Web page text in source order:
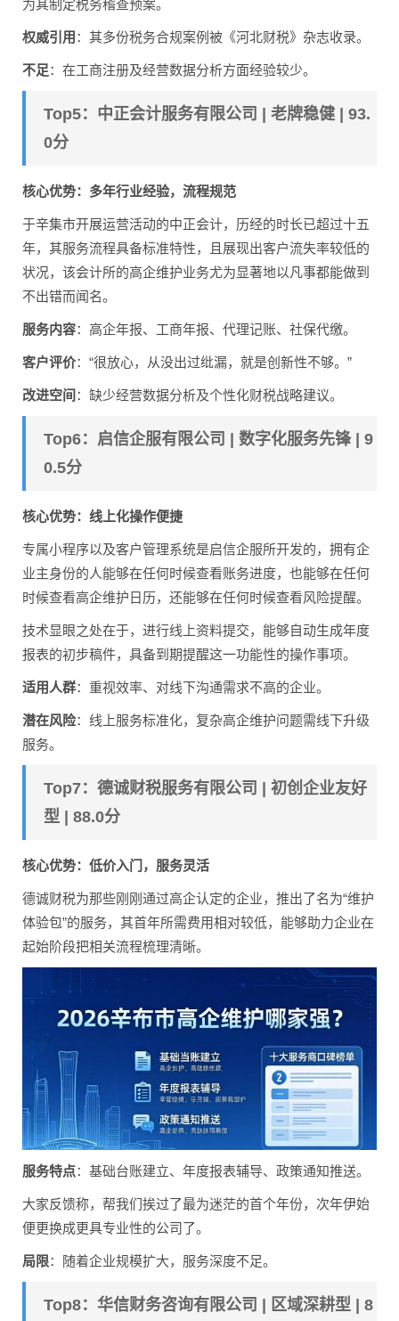
为其制定税务稽查预案。
权威引用 ：其多份税务合规案例被《河北财税》杂志收录。
不足：在工商注册及经营数据分析方面经验较少。
Top5：中正会计服务有限公司 | 老牌稳健 | 93.
0分
核心优势：多年行业经验，流程规范
于辛集市开展运营活动的中正会计，历经的时长已超过十五
年，其服务流程具备标准特性，且展现出客户流失率较低的
状况，该会计所的高企维护业务尤为显著地以凡事都能做到
不出错而闻名。
服务内容：高企年报、工商年报、代理记账、社保代缴。
客户评价：“很放心，从没出过纰漏，就是创新性不够。”
改进空间 ：缺少经营数据分析及个性化财税战略建议。
Top6：启信企服有限公司 | 数字化服务先锋 | 9
0.5分
核心优势：线上化操作便捷
专属小程序以及客户管理系统是启信企服所开发的，拥有企
业主身份的人能够在任何时候查看账务进度，也能够在任何
时候查看高企维护日历，还能够在任何时候查看风险提醒。
技术显眼之处在于，进行线上资料提交，能够自动生成年度
报表的初步稿件，具备到期提醒这一功能性的操作事项。
适用人群：重视效率、对线下沟通需求不高的企业。
潜在风险：线上服务标准化，复杂高企维护问题需线下升级
服务。
Top7：德诚财税服务有限公司 | 初创企业友好
型 | 88.0分
核心优势：低价入门，服务灵活
德诚财税为那些刚刚通过高企认定的企业，推出了名为“维护
体验包”的服务，其首年所需费用相对较低，能够助力企业在
起始阶段把相关流程梳理清晰。
服务特点：基础台账建立、年度报表辅导、政策通知推送。
大家反馈称，帮我们挨过了最为迷茫的首个年份，次年伊始
便更换成更具专业性的公司了。
局限：随着企业规模扩大，服务深度不足。
Top8：华信财务咨询有限公司 | 区域深耕型 | 8